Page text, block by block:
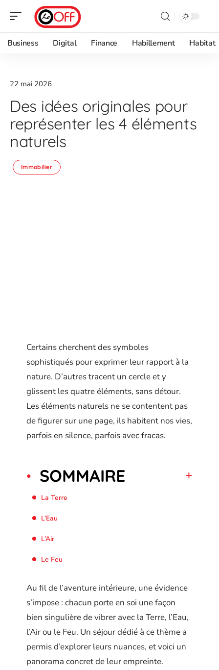
Business Digital Finance Habillement Habitat
22 mai 2026
Des idées originales pour
représenter les 4 éléments
naturels
Immobilier
Certains cherchent des symboles
sophistiqués pour exprimer leur rapport à la
nature. D’autres tracent un cercle et y
glissent les quatre éléments, sans détour.
Les éléments naturels ne se contentent pas
de figurer sur une page, ils habitent nos vies,
parfois en silence, parfois avec fracas.
SOMMAIRE
La Terre
L’Eau
L’Air
Le Feu
Au fil de l’aventure intérieure, une évidence
s’impose : chacun porte en soi une façon
bien singulière de vibrer avec la Terre, l’Eau,
l’Air ou le Feu. Un séjour dédié à ce thème a
permis d’explorer leurs nuances, et voici un
panorama concret de leur empreinte.